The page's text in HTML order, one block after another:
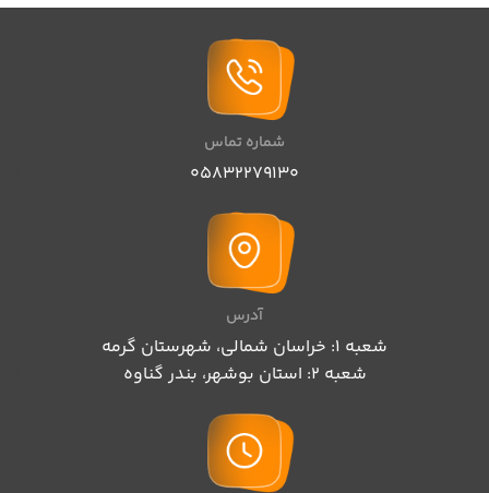
شماره تماس
05832279130
آدرس
شعبه 1: خراسان شمالی، شهرستان گرمه
شعبه 2: استان بوشهر، بندر گناوه